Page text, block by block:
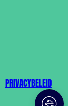
PRIVACYBELEID